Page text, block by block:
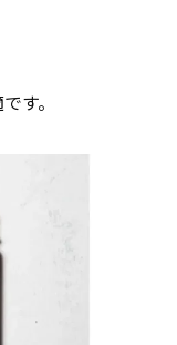
す。